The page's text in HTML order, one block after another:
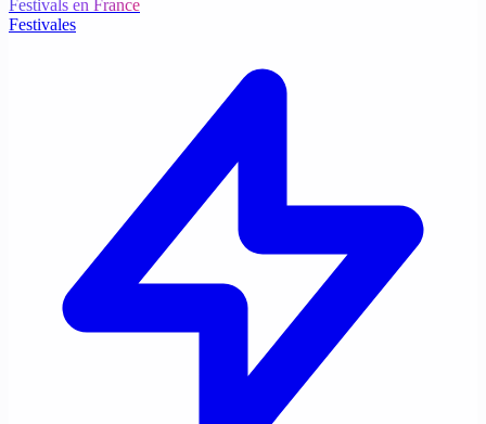
Festivals en France
Festivales